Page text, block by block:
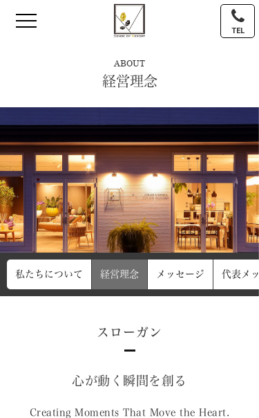
TEL
ABOUT
経営理念
私たちについて 経営理念 メッセージ 代表メ
スローガン
心が動く瞬間を創る
Creating Moments That Move the Heart.